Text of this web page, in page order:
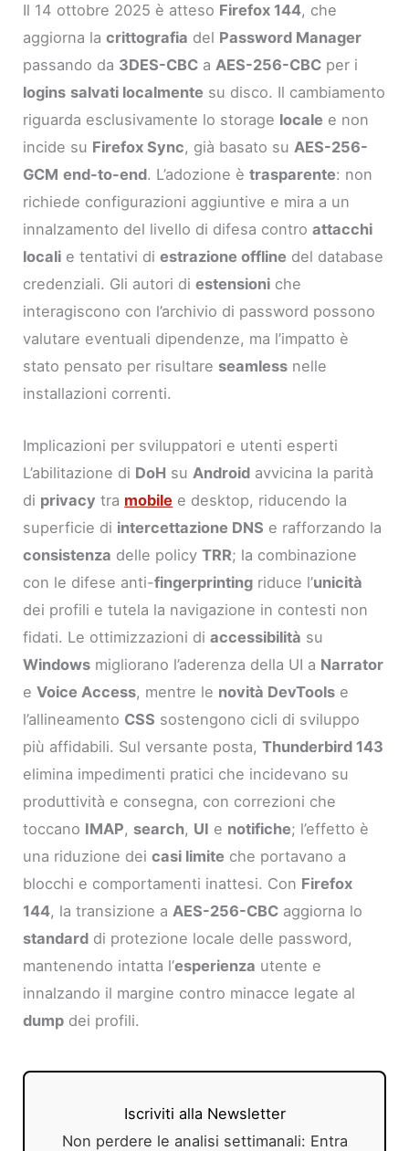
Il 14 ottobre 2025 è atteso Firefox 144, che
aggiorna lacrittografia del Password Manager
passando da 3DES-CBC aAES-256-CBC per i
logins salvati localmente su disco. Il cambiamento
riguarda esclusivamente lo storage locale e non
incide su Firefox Sync, già basato suAES-256-
GCM end-to-end. L’adozione ètrasparente: non
richiede configurazioni aggiuntive e mira a un
innalzamento del livello di difesa controattacchi
locali e tentativi diestrazione offline del database
credenziali. Gli autori diestensioni che
interagiscono con l’archivio di password possono
valutare eventuali dipendenze, ma l’impatto è
stato pensato per risultare seamless nelle
installazioni correnti.
Implicazioni per sviluppatori e utenti esperti
L’abilitazione di DoH su Android avvicina la parità
di privacy tra mobile e desktop, riducendo la
superficie di intercettazione DNS e rafforzando la
consistenza delle policyTRR; la combinazione
con le difese anti-fingerprinting riduce l’unicità
dei profili e tutela la navigazione in contesti non
fidati. Le ottimizzazioni diaccessibilità su
Windows migliorano l’aderenza della UI a Narrator
eVoice Access, mentre le novità DevTools e
l’allineamento CSS sostengono cicli di sviluppo
più affidabili. Sul versante posta,Thunderbird 143
elimina impedimenti pratici che incidevano su
produttività e consegna, con correzioni che
toccano IMAP, search, UI e notifiche; l’effetto è
una riduzione deicasi limite che portavano a
blocchi e comportamenti inattesi. Con Firefox
144, la transizione a AES-256-CBC aggiorna lo
standard di protezione locale delle password,
mantenendo intatta l’esperienza utente e
innalzando il margine contro minacce legate al
dump dei profili.
Iscriviti alla Newsletter
Non perdere le analisi settimanali: Entra